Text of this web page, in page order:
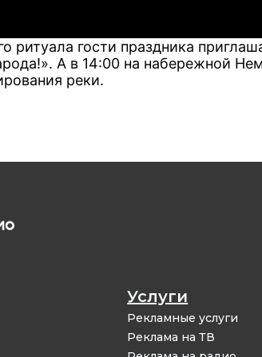
ритуала гости праздника
А в 14:00 на набережной
реки.
Услуги
Рекламные услуги
Реклама на ТВ